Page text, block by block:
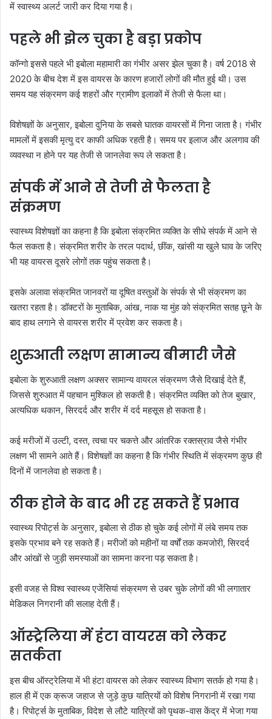
में स्वास्थ्य अलर्ट जारी कर दिया गया है।
पहले भी झेल चुका है बड़ा प्रकोप
कॉन्गो इससे पहले भी इबोला महामारी का गंभीर असर झेल चुका है। वर्ष 2018 से
2020 के बीच देश में इस वायरस के कारण हजारों लोगों की मौत हुई थी। उस
समय यह संक्रमण कई शहरों और ग्रामीण इलाकों में तेजी से फैला था।
विशेषज्ञों के अनुसार, इबोला दुनिया के सबसे घातक वायरसों में गिना जाता है। गंभीर
मामलों में इसकी मृत्यु दर काफी अधिक रहती है। समय पर इलाज और अलगाव की
व्यवस्था न होने पर यह तेजी से जानलेवा रूप ले सकता है।
संपर्क में आने से तेजी से फैलता है
संक्रमण
स्वास्थ्य विशेषज्ञों का कहना है कि इबोला संक्रमित व्यक्ति के सीधे संपर्क में आने से
फैल सकता है। संक्रमित शरीर के तरल पदार्थ, छींक, खांसी या खुले घाव के जरिए
भी यह वायरस दूसरे लोगों तक पहुंच सकता है।
इसके अलावा संक्रमित जानवरों या दूषित वस्तुओं के संपर्क से भी संक्रमण का
खतरा रहता है। डॉक्टरों के मुताबिक, आंख, नाक या मुंह को संक्रमित सतह छूने के
बाद हाथ लगाने से वायरस शरीर में प्रवेश कर सकता है।
शुरुआती लक्षण सामान्य बीमारी जैसे
इबोला के शुरुआती लक्षण अक्सर सामान्य वायरल संक्रमण जैसे दिखाई देते हैं,
जिससे शुरुआत में पहचान मुश्किल हो सकती है। संक्रमित व्यक्ति को तेज बुखार,
अत्यधिक थकान, सिरदर्द और शरीर में दर्द महसूस हो सकता है।
कई मरीजों में उल्टी, दस्त, त्वचा पर चकत्ते और आंतरिक रक्तस्राव जैसे गंभीर
लक्षण भी सामने आते हैं। विशेषज्ञों का कहना है कि गंभीर स्थिति में संक्रमण कुछ ही
दिनों में जानलेवा हो सकता है।
ठीक होने के बाद भी रह सकते हैं प्रभाव
स्वास्थ्य रिपोर्ट्स के अनुसार, इबोला से ठीक हो चुके कई लोगों में लंबे समय तक
इसके प्रभाव बने रह सकते हैं। मरीजों को महीनों या वर्षों तक कमजोरी, सिरदर्द
और आंखों से जुड़ी समस्याओं का सामना करना पड़ सकता है।
इसी वजह से विश्व स्वास्थ्य एजेंसियां संक्रमण से उबर चुके लोगों की भी लगातार
मेडिकल निगरानी की सलाह देती हैं।
ऑस्ट्रेलिया में हंटा वायरस को लेकर
सतर्कता
इस बीच ऑस्ट्रेलिया में भी हंटा वायरस को लेकर स्वास्थ्य विभाग सतर्क हो गया है।
हाल ही में एक क्रूज जहाज से जुड़े कुछ यात्रियों को विशेष निगरानी में रखा गया
है। रिपोर्ट्स के मुताबिक, विदेश से लौटे यात्रियों को पृथक-वास केंद्र में भेजा गया